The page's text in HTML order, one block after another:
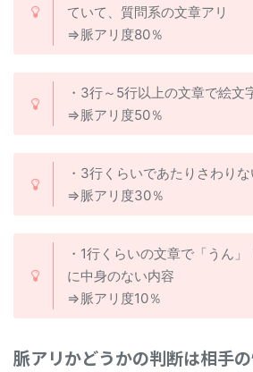
ていて、質問系の文章アリ
⇒脈アリ度80％
・3行～5行以上の文章で絵文
⇒脈アリ度50％
・3行くらいであたりさわり
⇒脈アリ度30％
・1行くらいの文章で「うん
に中身のない内容
⇒脈アリ度10％
脈アリかどうかの判断は相手